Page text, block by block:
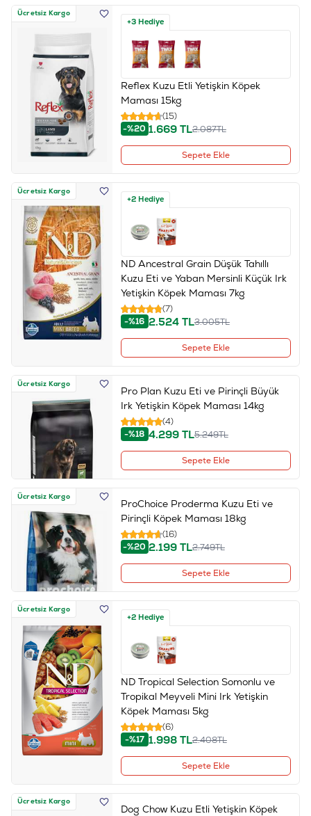
Ücretsiz Kargo
+3 Hediye
Reflex Kuzu Etli Yetişkin Köpek
Maması 15kg
(15)
-%20 1.669TL2.087TL
Sepete Ekle
Ücretsiz Kargo
+2 Hediye
ND Ancestral Grain Düşük Tahıllı
Kuzu Eti ve Yaban Mersinli Küçük Irk
Yetişkin Köpek Maması 7kg
(7)
-%16 2.524TL3.005TL
Sepete Ekle
Ücretsiz Kargo
Pro Plan Kuzu Eti ve Pirinçli Büyük
Irk Yetişkin Köpek Maması 14kg
(4)
-%18 4.299TL5.249TL
Sepete Ekle
Ücretsiz Kargo
ProChoice Proderma Kuzu Eti ve
Pirinçli Köpek Maması 18kg
(16)
-%20 2.199TL2.749TL
Sepete Ekle
Ücretsiz Kargo
+2 Hediye
ND Tropical Selection Somonlu ve
Tropikal Meyveli Mini Irk Yetişkin
Köpek Maması 5kg
(6)
-%17 1.998TL2.408TL
Sepete Ekle
Ücretsiz Kargo
Dog Chow Kuzu Etli Yetişkin Köpek